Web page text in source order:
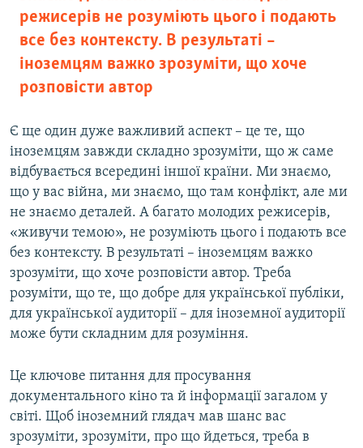
режисерів не розуміють цього і подають
все без контексту. В результаті –
іноземцям важко зрозуміти, що хоче
розповісти автор
Є ще один дуже важливий аспект – це те, що
іноземцям завжди складно зрозуміти, що ж саме
відбувається всередині іншої країни. Ми знаємо,
що у вас війна, ми знаємо, що там конфлікт, але ми
не знаємо деталей. А багато молодих режисерів,
«живучи темою», не розуміють цього і подають все
без контексту. В результаті – іноземцям важко
зрозуміти, що хоче розповісти автор. Треба
розуміти, що те, що добре для української публіки,
для української аудиторії – для іноземної аудиторії
може бути складним для розуміння.
Це ключове питання для просування
документального кіно та й інформації загалом у
світі. Щоб іноземний глядач мав шанс вас
зрозуміти, зрозуміти, про що йдеться, треба в